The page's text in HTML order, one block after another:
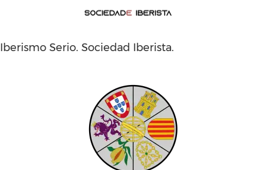
Iberismo Serio. Sociedad Iberista.